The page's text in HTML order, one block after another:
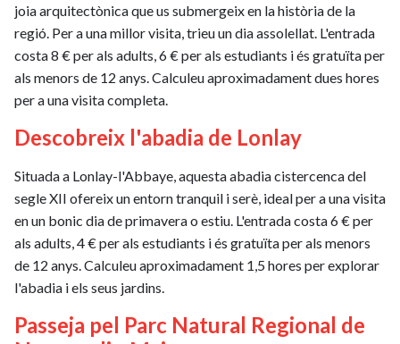
joia arquitectònica que us submergeix en la història de la
regió. Per a una millor visita, trieu un dia assolellat. L'entrada
costa 8 € per als adults, 6 € per als estudiants i és gratuïta per
als menors de 12 anys. Calculeu aproximadament dues hores
per a una visita completa.
Descobreix l'abadia de Lonlay
Situada a Lonlay-l'Abbaye, aquesta abadia cistercenca del
segle XII ofereix un entorn tranquil i serè, ideal per a una visita
en un bonic dia de primavera o estiu. L'entrada costa 6 € per
als adults, 4 € per als estudiants i és gratuïta per als menors
de 12 anys. Calculeu aproximadament 1,5 hores per explorar
l'abadia i els seus jardins.
Passeja pel Parc Natural Regional de